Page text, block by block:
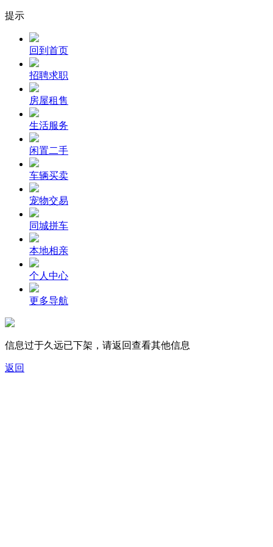
提示
回到首页
招聘求职
房屋租售
生活服务
闲置二手
车辆买卖
宠物交易
同城拼车
本地相亲
个人中心
更多导航
信息过于久远已下架，请返回查看其他信息
返回